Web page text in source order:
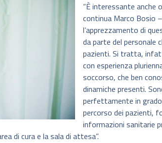
“È interessante anche
continua Marco Bosio –
l’apprezzamento di
da parte del personale
pazienti. Si tratta,
con esperienza
soccorso, che ben
dinamiche presenti.
perfettamente in
percorso dei pazienti,
informazioni sanitarie
di cura e la sala di attesa”.